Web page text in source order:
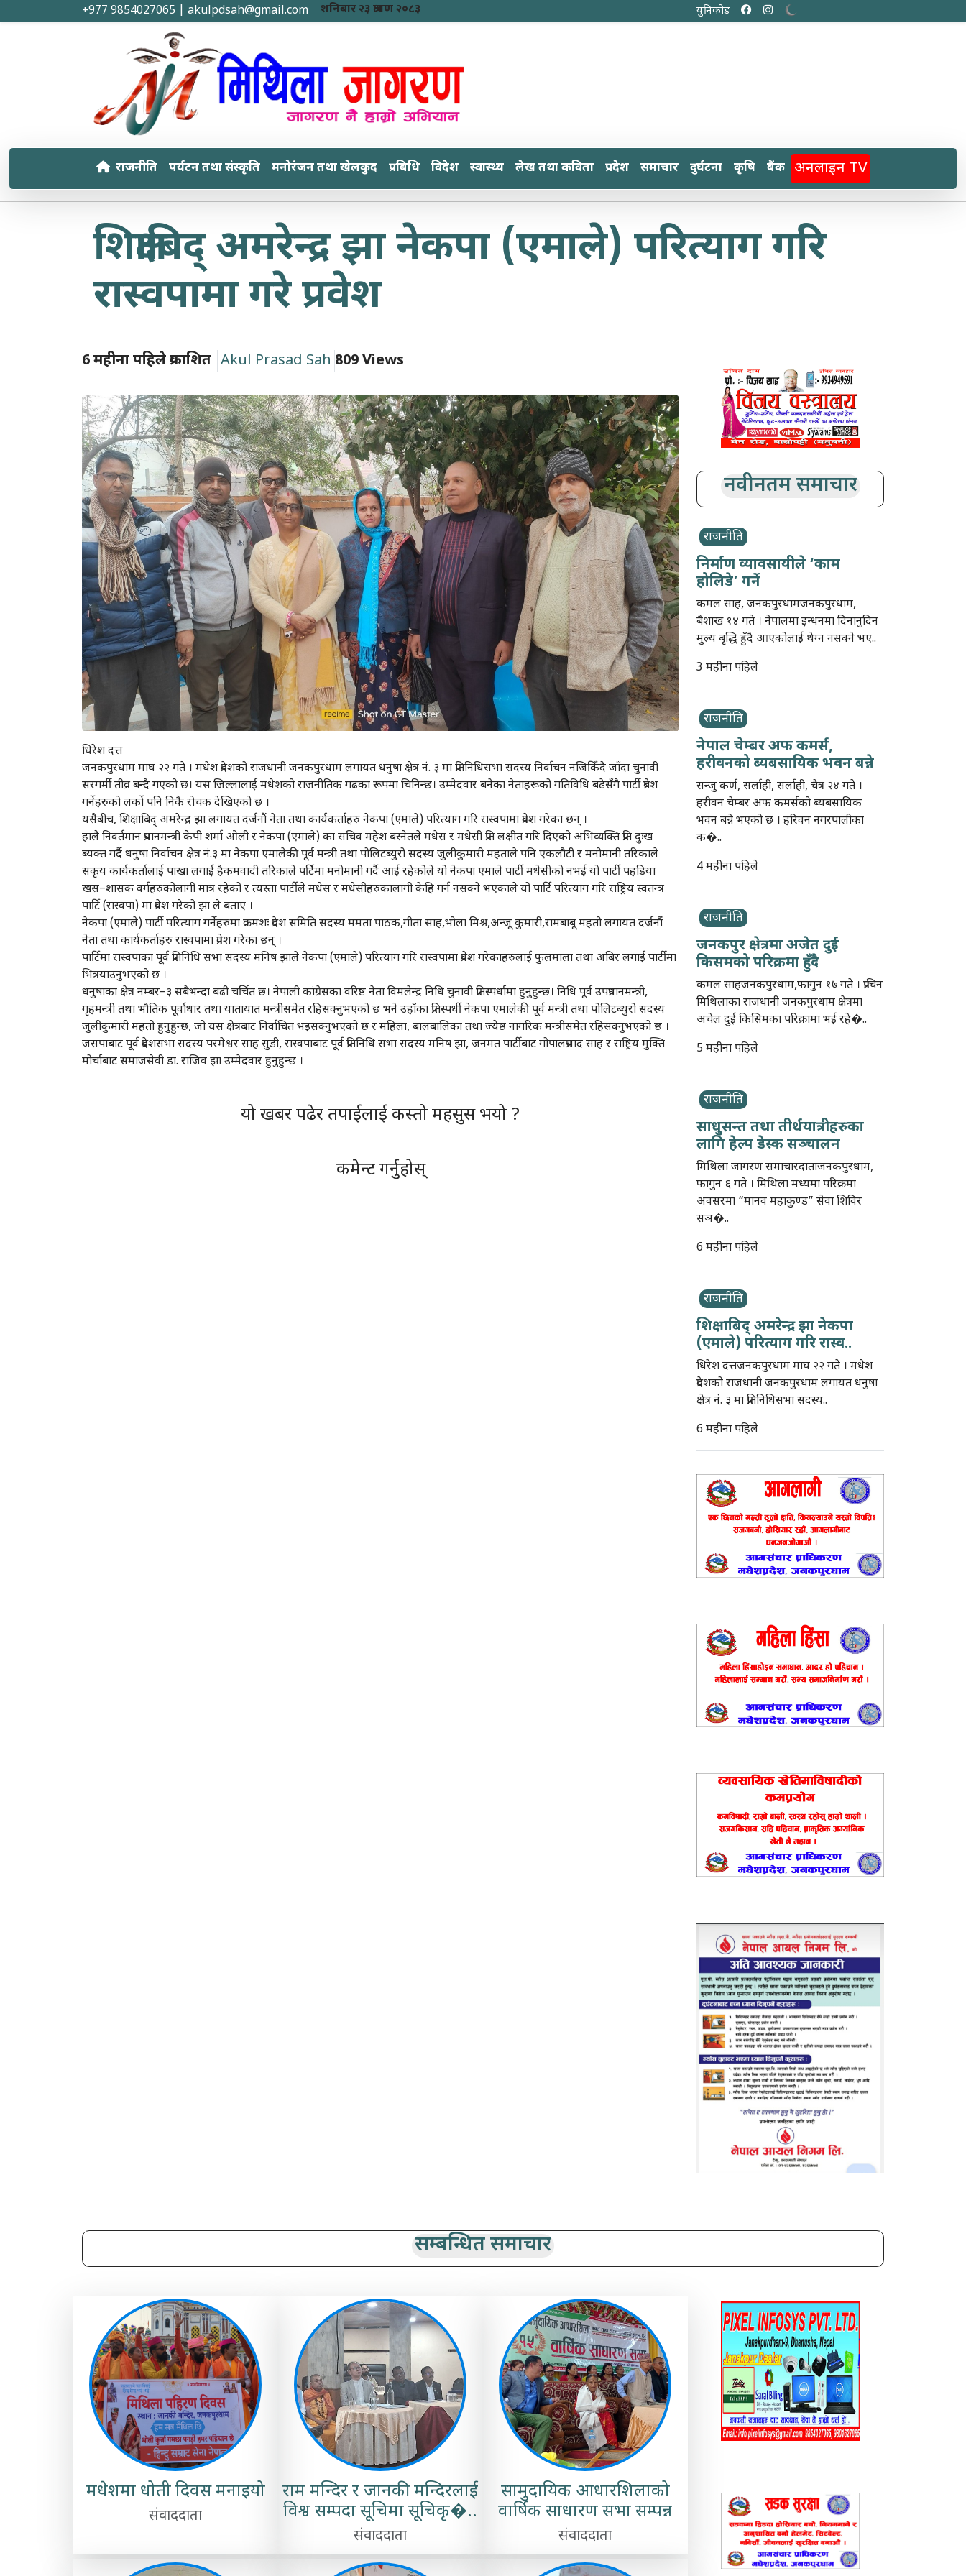
+977 9854027065 | akulpdsah@gmail.com शनिबार २३ श्रावण २०८३ युनिकोड
राजनीति पर्यटन तथा संस्कृति मनोरंजन तथा खेलकुद प्रबिधि विदेश स्वास्थ्य लेख तथा कविता प्रदेश समाचार दुर्घटना कृषि बैंक अनलाइन TV
शिक्षाबिद् अमरेन्द्र झा नेकपा (एमाले) परित्याग गरि
रास्वपामा गरे प्रवेश
6 महीना पहिले प्रकाशित Akul Prasad Sah 809 Views
धिरेश दत्त
जनकपुरधाम माघ २२ गते । मधेश प्रदेशको राजधानी जनकपुरधाम लगायत धनुषा क्षेत्र नं. ३ मा प्रतिनिधिसभा सदस्य निर्वाचन नजिकिँदै जाँदा चुनावी
सरगर्मी तीव्र बन्दै गएको छ। यस जिल्लालाई मधेशको राजनीतिक गढका रूपमा चिनिन्छ। उम्मेदवार बनेका नेताहरूको गतिविधि बढेसँगै पार्टी प्रबेश
गर्नेहरुको लर्को पनि निकै रोचक देखिएको छ ।
यसैबीच, शिक्षाबिद् अमरेन्द्र झा लगायत दर्जनौं नेता तथा कार्यकर्ताहरु नेकपा (एमाले) परित्याग गरि रास्वपामा प्रवेश गरेका छन् ।
हालै निवर्तमान प्रधानमन्त्री केपी शर्मा ओली र नेकपा (एमाले) का सचिव महेश बस्नेतले मधेस र मधेसी प्रति लक्षीत गरि दिएको अभिव्यक्ति प्रति दुःख
ब्यक्त गर्दै धनुषा निर्वाचन क्षेत्र नं.३ मा नेकपा एमालेकी पूर्व मन्त्री तथा पोलिटब्युरो सदस्य जुलीकुमारी महताले पनि एकलौटी र मनोमानी तरिकाले
सकृय कार्यकर्तालाई पाखा लगाई हैकमवादी तरिकाले पर्टिमा मनोमानी गर्दै आई रहेकोले यो नेकपा एमाले पार्टी मधेसीको नभई यो पार्टी पहडिया
खस–शासक वर्गहरुकोलागी मात्र रहेको र त्यस्ता पार्टीले मधेस र मधेसीहरुकालागी केहि गर्न नसक्ने भएकाले यो पार्टि परित्याग गरि राष्ट्रिय स्वतन्त्र
पार्टि (रास्वपा) मा प्रवेश गरेको झा ले बताए ।
नेकपा (एमाले) पार्टी परित्याग गर्नेहरुमा क्रमशः प्रदेश समिति सदस्य ममता पाठक,गीता साह,भोला मिश्र,अन्जू कुमारी,रामबाबू महतो लगायत दर्जनौं
नेता तथा कार्यकर्ताहरु रास्वपामा प्रवेश गरेका छन् ।
पार्टिमा रास्वपाका पूर्व प्रतिनिधि सभा सदस्य मनिष झाले नेकपा (एमाले) परित्याग गरि रास्वपामा प्रवेश गरेकाहरुलाई फुलमाला तथा अबिर लगाई पार्टीमा
भित्रयाउनुभएको छ ।
धनुषाका क्षेत्र नम्बर–३ सबैभन्दा बढी चर्चित छ। नेपाली कांग्रेसका वरिष्ठ नेता विमलेन्द्र निधि चुनावी प्रतिस्पर्धामा हुनुहुन्छ। निधि पूर्व उपप्रधानमन्त्री,
गृहमन्त्री तथा भौतिक पूर्वाधार तथा यातायात मन्त्रीसमेत रहिसक्नुभएको छ भने उहाँका प्रतिस्पर्धी नेकपा एमालेकी पूर्व मन्त्री तथा पोलिटब्युरो सदस्य
जुलीकुमारी महतो हुनुहुन्छ, जो यस क्षेत्रबाट निर्वाचित भइसक्नुभएको छ र महिला, बालबालिका तथा ज्येष्ठ नागरिक मन्त्रीसमेत रहिसक्नुभएको छ ।
जसपाबाट पूर्व प्रदेशसभा सदस्य परमेश्वर साह सुडी, रास्वपाबाट पूर्व प्रतिनिधि सभा सदस्य मनिष झा, जनमत पार्टीबाट गोपालप्रसाद साह र राष्ट्रिय मुक्ति
मोर्चाबाट समाजसेवी डा. राजिव झा उम्मेदवार हुनुहुन्छ ।
यो खबर पढेर तपाईलाई कस्तो महसुस भयो ?
कमेन्ट गर्नुहोस्
नवीनतम समाचार
राजनीति
निर्माण व्यावसायीले ‘काम
होलिडे’ गर्ने
कमल साह, जनकपुरधामजनकपुरधाम,
बैशाख १४ गते । नेपालमा इन्धनमा दिनानुदिन
मुल्य बृद्धि हुँदै आएकोलाई थेग्न नसक्ने भए..
3 महीना पहिले
राजनीति
नेपाल चेम्बर अफ कमर्स,
हरीवनको ब्यबसायिक भवन बन्ने
सन्जु कर्ण, सर्लाही, सर्लाही, चैत्र २४ गते ।
हरीवन चेम्बर अफ कमर्सको ब्यबसायिक
भवन बन्ने भएको छ । हरिवन नगरपालीका
क�..
4 महीना पहिले
राजनीति
जनकपुर क्षेत्रमा अजेत दुई
किसमको परिक्रमा हुँदै
कमल साहजनकपुरधाम,फागुन १७ गते । प्राचिन
मिथिलाका राजधानी जनकपुरधाम क्षेत्रमा
अचेल दुई किसिमका परिक्रामा भई रहे�..
5 महीना पहिले
राजनीति
साधुसन्त तथा तीर्थयात्रीहरुका
लागि हेल्प डेस्क सञ्चालन
मिथिला जागरण समाचारदाताजनकपुरधाम,
फागुन ६ गते । मिथिला मध्यमा परिक्रमा
अवसरमा “मानव महाकुण्ड” सेवा शिविर
सञ�..
6 महीना पहिले
राजनीति
शिक्षाबिद् अमरेन्द्र झा नेकपा
(एमाले) परित्याग गरि रास्व..
धिरेश दत्तजनकपुरधाम माघ २२ गते । मधेश
प्रदेशको राजधानी जनकपुरधाम लगायत धनुषा
क्षेत्र नं. ३ मा प्रतिनिधिसभा सदस्य..
6 महीना पहिले
सम्बन्धित समाचार
मधेशमा धोती दिवस मनाइयो
संवाददाता
राम मन्दिर र जानकी मन्दिरलाई
विश्व सम्पदा सूचिमा सूचिकृ�..
संवाददाता
सामुदायिक आधारशिलाको
वार्षिक साधारण सभा सम्पन्न
संवाददाता